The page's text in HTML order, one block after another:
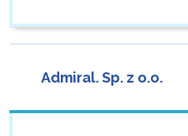
Admiral. Sp. z o.o.